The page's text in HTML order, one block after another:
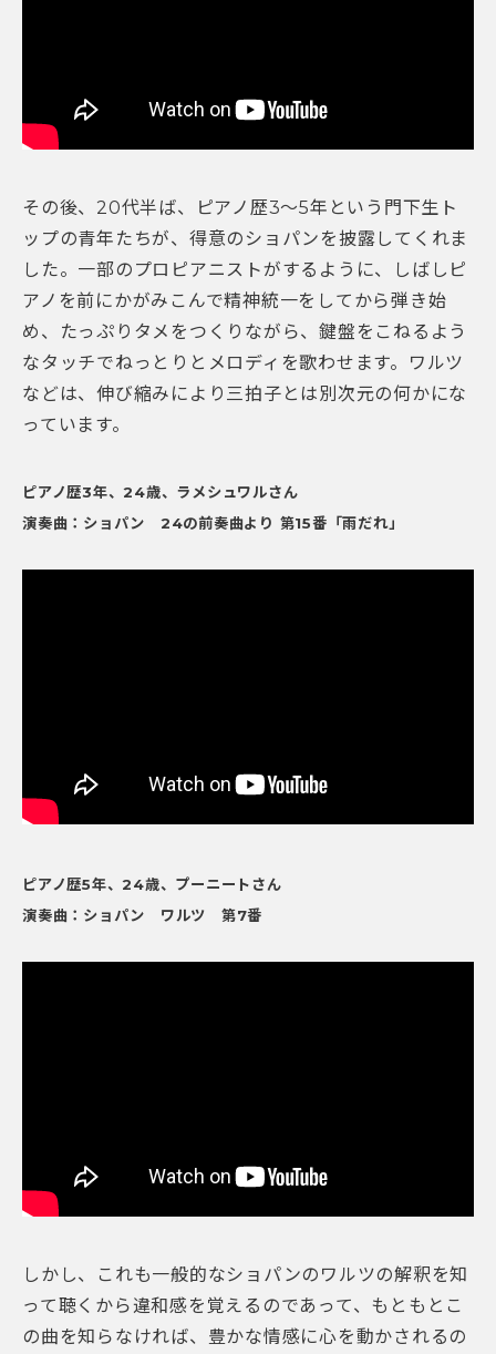
その後、20代半ば、ピアノ歴3〜5年という門下生ト
ップの青年たちが、得意のショパンを披露してくれま
した。一部のプロピアニストがするように、しばしピ
アノを前にかがみこんで精神統一をしてから弾き始
め、たっぷりタメをつくりながら、鍵盤をこねるよう
なタッチでねっとりとメロディを歌わせます。ワルツ
などは、伸び縮みにより三拍子とは別次元の何かにな
っています。
ピアノ歴3年、24歳、ラメシュワルさん
演奏曲：ショパン 24の前奏曲より 第15番「雨だれ」
ピアノ歴5年、24歳、プーニートさん
演奏曲：ショパン ワルツ 第7番
しかし、これも一般的なショパンのワルツの解釈を知
って聴くから違和感を覚えるのであって、もともとこ
の曲を知らなければ、豊かな情感に心を動かされるの